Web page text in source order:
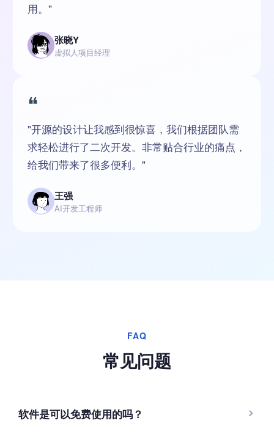
用。"
张晓Y
虚拟人项目经理
❝
"开源的设计让我感到很惊喜，我们根据团队需
求轻松进行了二次开发。非常贴合行业的痛点，
给我们带来了很多便利。"
王强
AI开发工程师
FAQ
常见问题
软件是可以免费使用的吗？